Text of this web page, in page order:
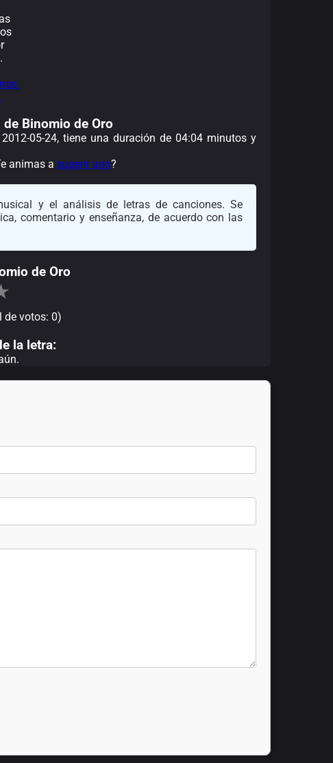
de Binomio de Oro
05-24, tiene una duración de 04:04 minutos y
animas a sugerir uno?
y el análisis de letras de canciones. Se
comentario y enseñanza, de acuerdo con las
de Oro
de votos: 0)
la letra: